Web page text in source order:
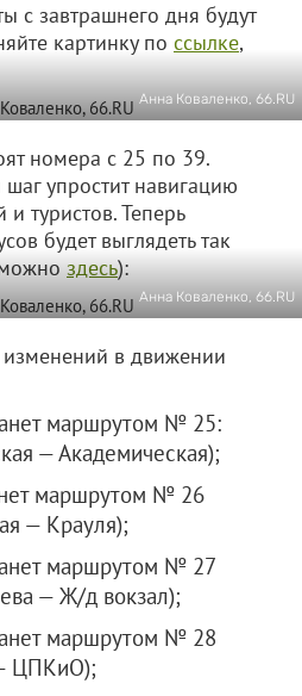
с завтрашнего дня будут
картинку по ссылке,
Анна Коваленко, 66.RU
номера с 25 по 39.
упростит навигацию
туристов. Теперь
будет выглядеть так
можноздесь):
Анна Коваленко, 66.RU
в движении
маршрутом № 25:
— Академическая);
маршрутом № 26
— Крауля);
маршрутом № 27
— Ж/д вокзал);
маршрутом № 28
ЦПКиО);